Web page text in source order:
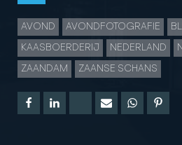
AVOND AVONDFOTOGRAFIE
KAASBOERDERIJ NEDERLAND
ZAANDAM ZAANSE SCHANS